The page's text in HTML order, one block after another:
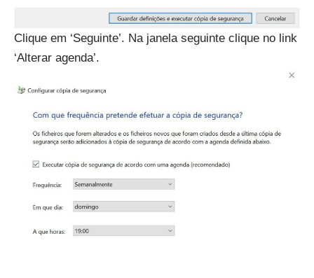
Clique em ‘Seguinte’. Na janela seguinte clique no link
‘Alterar agenda’.